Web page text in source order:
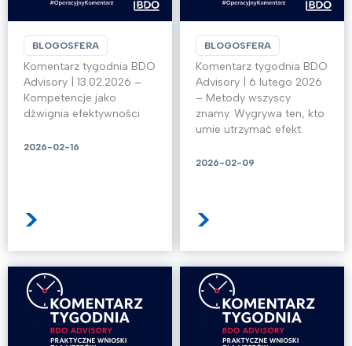
BLOGOSFERA
Komentarz tygodnia BDO
Advisory | 13.02.2026 –
Kompetencje jako
dźwignia efektywności
2026-02-16
>
BLOGOSFERA
Komentarz tygodnia BDO
Advisory | 6 lutego 2026
– Metody wszyscy
znamy. Wygrywa ten, kto
umie utrzymać efekt.
2026-02-09
>